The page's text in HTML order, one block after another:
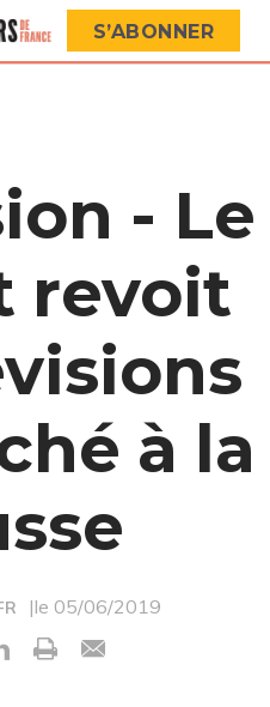
S’ABONNER
- Le
revoit
à la
|le 05/06/2019